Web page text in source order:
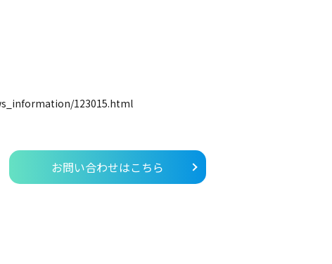
123015.html
お問い合わせはこちら